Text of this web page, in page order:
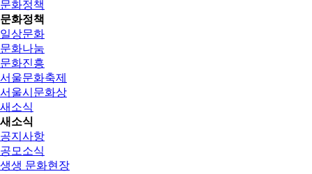
문화정책
문화정책
일상문화
문화나눔
문화진흥
서울문화축제
서울시문화상
새소식
새소식
공지사항
공모소식
생생 문화현장